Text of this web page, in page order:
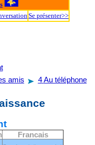
Se présenter>>
amis 4 Au téléphone
Francais